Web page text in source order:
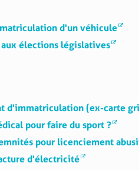
d'un véhicule
élections législatives
d'immatriculation (ex-carte
pour faire du sport ?
pour licenciement
d'électricité